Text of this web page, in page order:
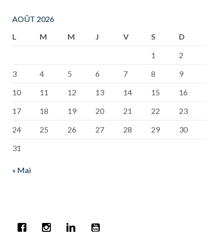
AOÛT 2026
L
M M J V S
D
1
2
3
4 5 6 7 8
9
10
11 12 13 14 15
16
17
18 19 20 21 22
23
24
25 26 27 28 29
30
31
« Mai